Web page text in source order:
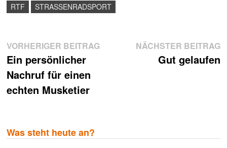
RTF
STRASSENRADSPORT
Beitragsnavigation
VORHERIGER BEITRAGVorheriger
Ein persönlicher
Nachruf für einen
echten Musketier
NÄCHSTER BEITRAG
Gut gelaufen
Was steht heute an?